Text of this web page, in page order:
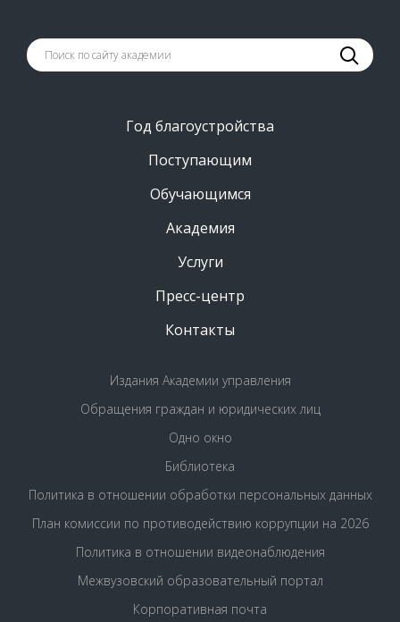
Год благоустройства
Поступающим
Обучающимся
Академия
Услуги
Пресс-центр
Контакты
Издания Академии управления
Обращения граждан и юридических лиц
Одно окно
Библиотека
Политика в отношении обработки персональных данных
План комиссии по противодействию коррупции на 2026
Политика в отношении видеонаблюдения
Межвузовский образовательный портал
Корпоративная почта